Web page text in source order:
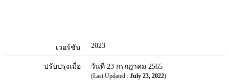
เวอร์ชัน 2023
ปรับปรุงเมื่อ วันที่ 23 กรกฎาคม 2565
(Last Updated : July 23, 2022)